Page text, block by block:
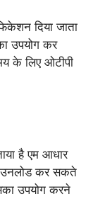
दिया जाता
उपयोग कर
के लिए ओटीपी
है एम आधार
कर सकते
उपयोग करने